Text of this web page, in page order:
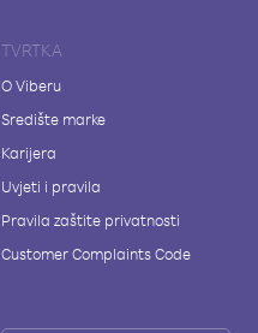
TVRTKA
O Viberu
Središte marke
Karijera
Uvjeti i pravila
Pravila zaštite privatnosti
Customer Complaints Code